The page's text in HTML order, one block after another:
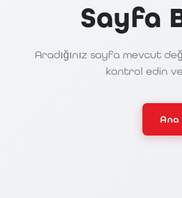
Sayfa
Aradığınız sayfa mevcut
kontrol edin